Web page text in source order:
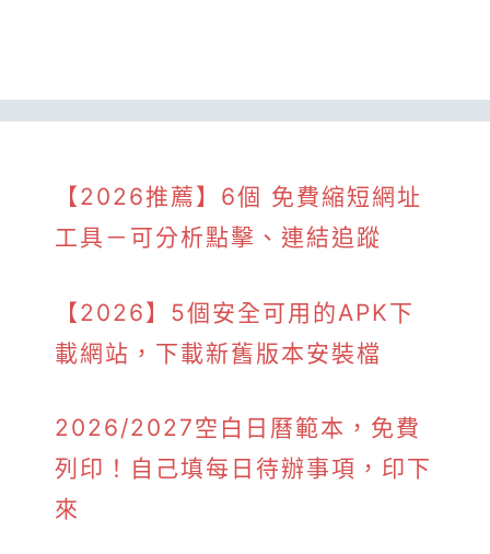
【2026推薦】6個 免費縮短網址
工具－可分析點擊、連結追蹤
【2026】5個安全可用的APK下
載網站，下載新舊版本安裝檔
2026/2027空白日曆範本，免費
列印！自己填每日待辦事項，印下
來